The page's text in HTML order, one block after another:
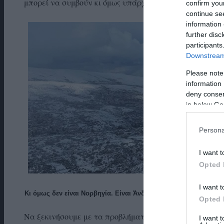
confirm
continue
information
further
Please
information
deny
in below
I want
Opted
I want
Opted
I want
μπορεί να συμβούν κι όμως υπάρχουν απίστευτοι
Κι όμως δεν είναι Νορβηγία. Είναι Άνδρος! Διακρίνετε το
Να ξεκινήσουμε με τα προβλήματα. Κάποια στιγμή